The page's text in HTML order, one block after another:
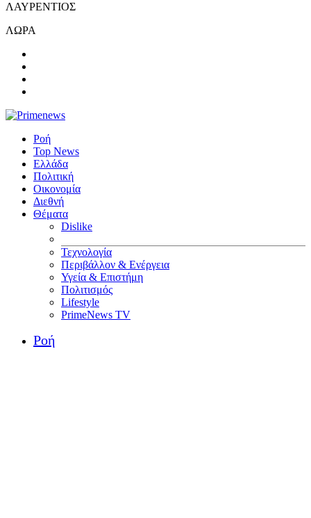
ΛΑΥΡΕΝΤΙΟΣ
ΛΩΡΑ
Ροή
Top News
Ελλάδα
Πολιτική
Οικονομία
Διεθνή
Θέματα
Dislike
Τεχνολογία
Περιβάλλον & Ενέργεια
Υγεία & Επιστήμη
Πολιτισμός
Lifestyle
PrimeNews TV
Ροή